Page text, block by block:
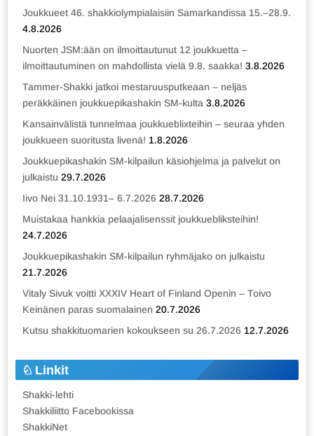
Joukkueet 46. shakkiolympialaisiin Samarkandissa 15.–28.9.
4.8.2026
Nuorten JSM:ään on ilmoittautunut 12 joukkuetta –
ilmoittautuminen on mahdollista vielä 9.8. saakka! 3.8.2026
Tammer-Shakki jatkoi mestaruusputkeaan – neljäs
peräkkäinen joukkuepikashakin SM-kulta 3.8.2026
Kansainvälistä tunnelmaa joukkueblixteihin – seuraa yhden
joukkueen suoritusta livenä! 1.8.2026
Joukkuepikashakin SM-kilpailun käsiohjelma ja palvelut on
julkaistu 29.7.2026
Iivo Nei 31.10.1931– 6.7.2026 28.7.2026
Muistakaa hankkia pelaajalisenssit joukkuebliksteihin!
24.7.2026
Joukkuepikashakin SM-kilpailun ryhmäjako on julkaistu
21.7.2026
Vitaly Sivuk voitti XXXIV Heart of Finland Openin – Toivo
Keinänen paras suomalainen 20.7.2026
Kutsu shakkituomarien kokoukseen su 26.7.2026 12.7.2026
Linkit
Shakki-lehti
Shakkiliitto Facebookissa
ShakkiNet